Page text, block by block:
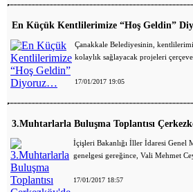
En Küçük Kentlilerimize “Hoş Geldin”
Çanakkale Belediyesinin,
kolaylık sağlayacak projeleri
17/01/2017 19:05
3.Muhtarlarla Buluşma Toplantısı
İçişleri Bakanlığı İller İdaresi
genelgesi gereğince, Vali Mehmet
17/01/2017 18:57